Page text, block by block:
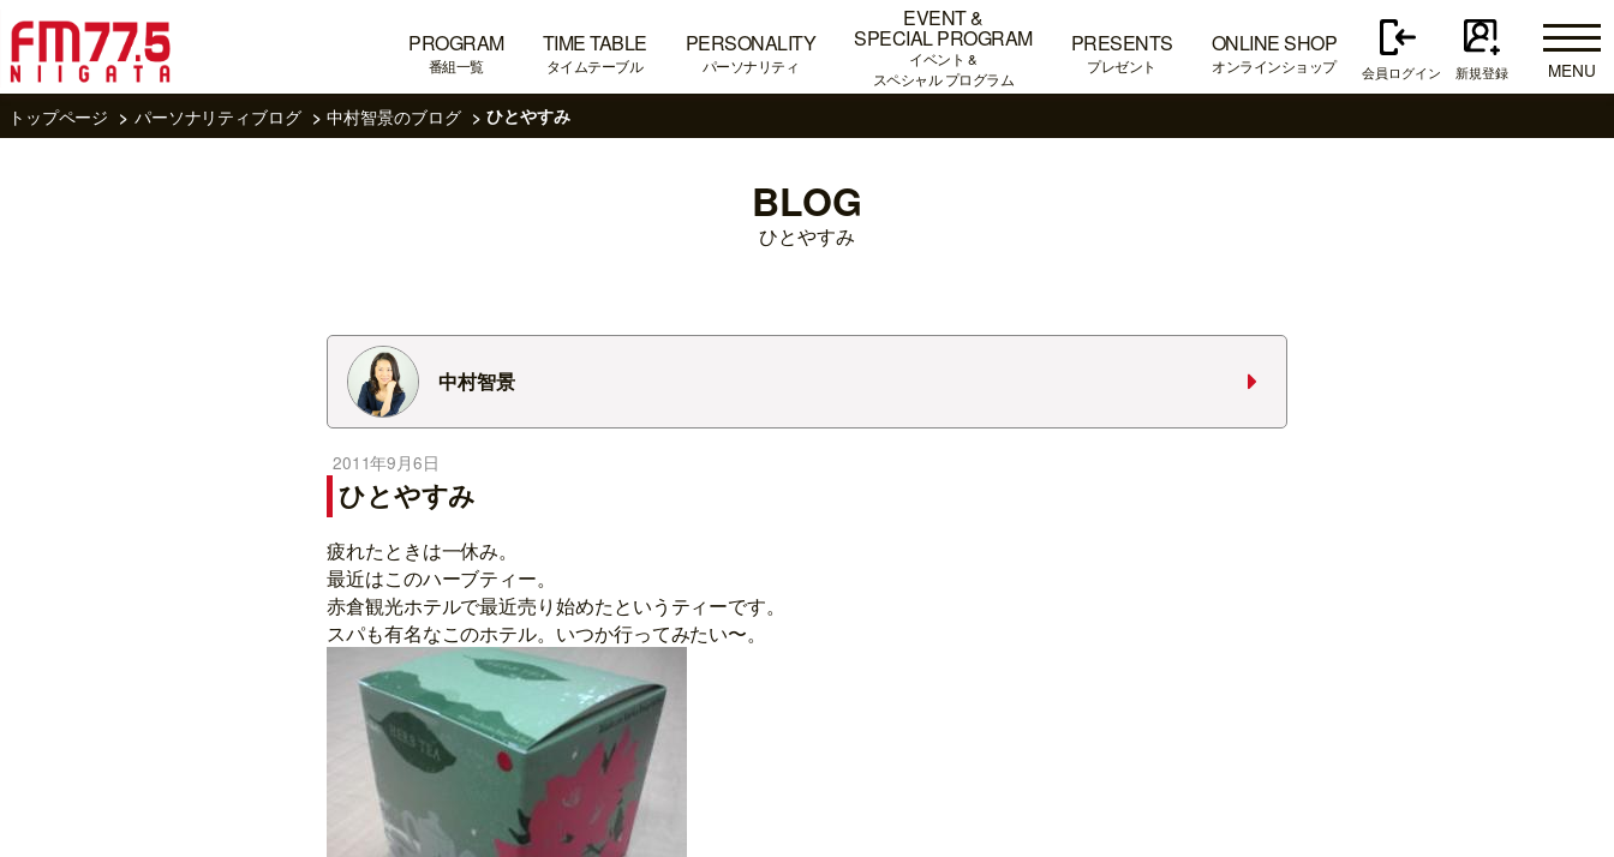
PROGRAM
番組一覧
TIME TABLE
タイムテーブル
PERSONALITY
パーソナリティ
EVENT &
SPECIAL PROGRAM
イベント &
スペシャル プログラム
PRESENTS
プレゼント
ONLINE SHOP
オンラインショップ 会員ログイン 新規登録
MENU
トップページ
パーソナリティブログ 中村智景のブログ ひとやすみ
BLOG
ひとやすみ
中村智景
2011年9月6日
ひとやすみ
疲れたときは一休み。
最近はこのハーブティー。
赤倉観光ホテルで最近売り始めたというティーです。
スパも有名なこのホテル。いつか行ってみたい〜。